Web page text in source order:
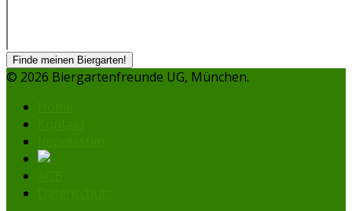
Finde meinen Biergarten!
© 2026 Biergartenfreunde UG, München.